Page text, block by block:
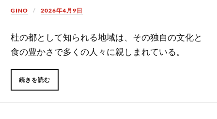
GINO 2026年4月9日
杜の都として知られる地域は、その独自の文化と
食の豊かさで多くの人々に親しまれている。
続きを読む